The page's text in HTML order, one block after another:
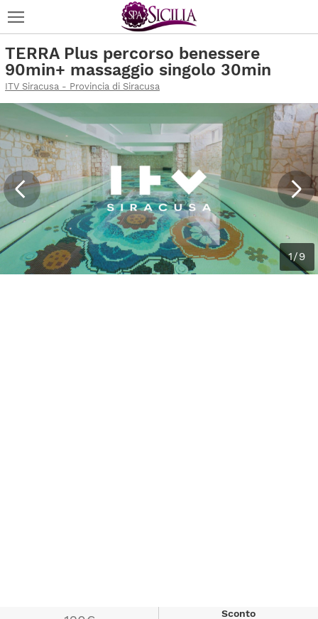
TERRA Plus percorso benessere
90min+ massaggio singolo 30min
ITV Siracusa - Provincia di Siracusa
1/9
Sconto